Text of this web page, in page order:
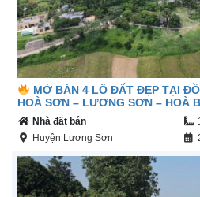
MỞ BÁN 4 LÔ ĐẤT ĐẸP TẠI
HOÀ SƠN – LƯƠNG SƠN – HOÀ
Nhà đất bán
Huyện Lương Sơn